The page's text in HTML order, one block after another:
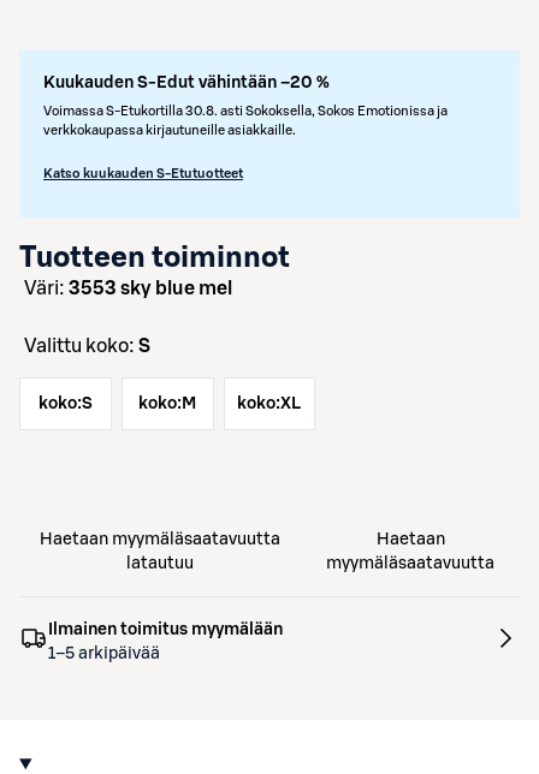
Kuukauden S-Edut vähintään –20 %
Voimassa S-Etukortilla 30.8. asti Sokoksella, Sokos Emotionissa ja
verkkokaupassa kirjautuneille asiakkaille.
Katso kuukauden S-Etutuotteet
Tuotteen toiminnot
väri: 3553 sky blue mel
Valittu koko: S
koko:S koko: M koko:XL
Haetaan myymäläsaatavuutta
latautuu
Haetaan
myymäläsaatavuutta
Ilmainen toimitus myymälään
1–5 arkipäivää